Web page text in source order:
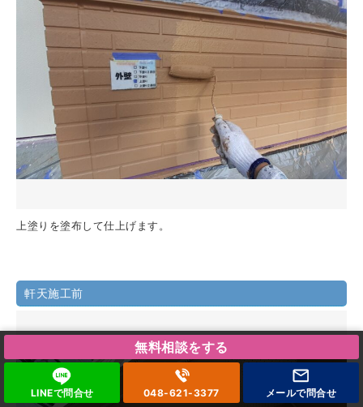
無料相談をする
LINEで問合せ 048-621-3377 メールで問合せ
上塗りを塗布して仕上げます。
軒天施工前